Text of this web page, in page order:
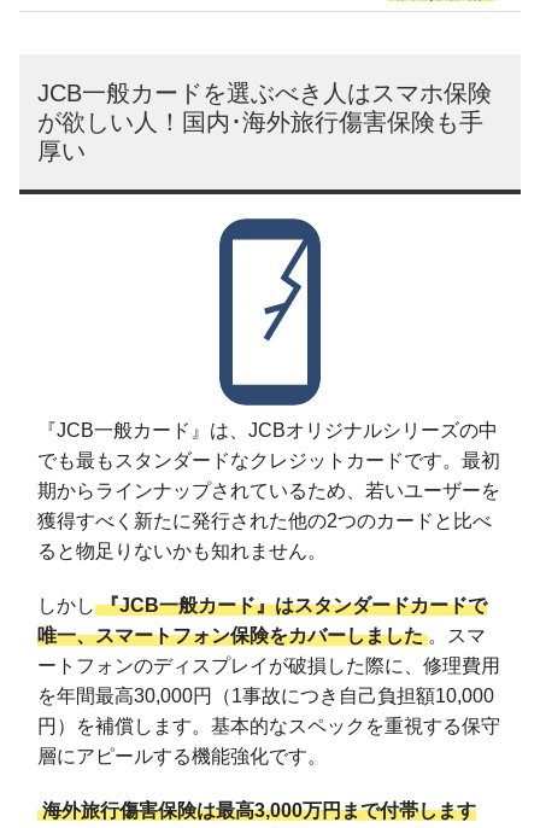
JCB一般カードを選ぶべき人はスマホ保険
が欲しい人！国内･海外旅行傷害保険も手
厚い
『JCB一般カード』は、JCBオリジナルシリーズの中
でも最もスタンダードなクレジットカードです。最初
期からラインナップされているため、若いユーザーを
獲得すべく新たに発行された他の2つのカードと比べ
ると物足りないかも知れません。
しかし 『JCB一般カード』はスタンダードカードで
唯一、スマートフォン保険をカバーしました 。スマ
ートフォンのディスプレイが破損した際に、修理費用
を年間最高30,000円（1事故につき自己負担額10,000
円）を補償します。基本的なスペックを重視する保守
層にアピールする機能強化です。
海外旅行傷害保険は最高3,000万円まで付帯します